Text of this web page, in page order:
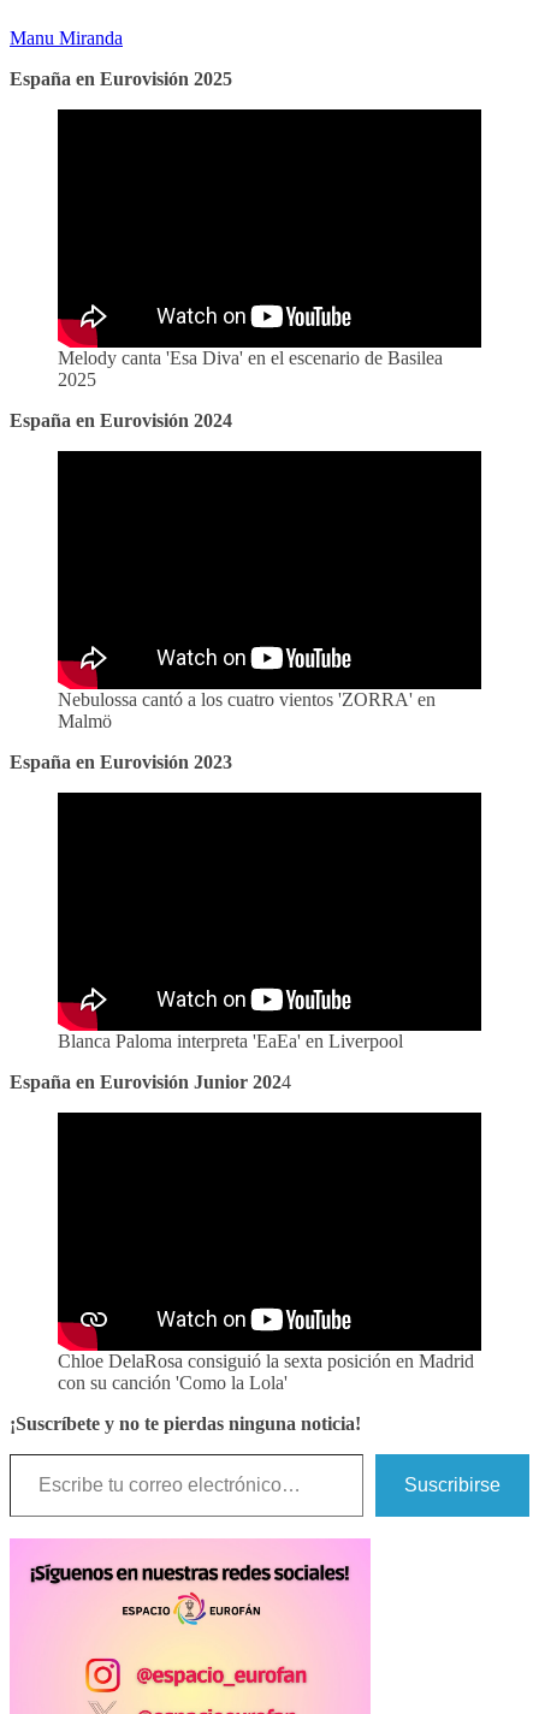
Manu Miranda
España en Eurovisión 2025
Melody canta 'Esa Diva' en el escenario de Basilea
2025
España en Eurovisión 2024
Nebulossa cantó a los cuatro vientos 'ZORRA' en
Malmö
España en Eurovisión 2023
Blanca Paloma interpreta 'EaEa' en Liverpool
España en Eurovisión Junior 2024
Chloe DelaRosa consiguió la sexta posición en Madrid
con su canción 'Como la Lola'
¡Suscríbete y no te pierdas ninguna noticia!
Escribe tu correo electrónico…
Suscribirse